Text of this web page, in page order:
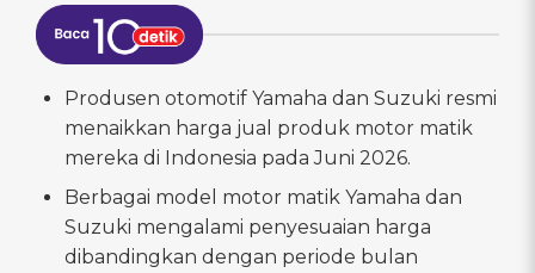
Produsen otomotif Yamaha dan Suzuki resmi
menaikkan harga jual produk motor matik
mereka di Indonesia pada Juni 2026.
Berbagai model motor matik Yamaha dan
Suzuki mengalami penyesuaian harga
dibandingkan dengan periode bulan